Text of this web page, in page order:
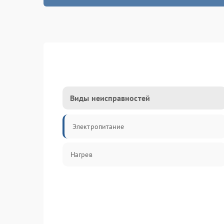
Виды неисправностей
Электропитание
Нагрев